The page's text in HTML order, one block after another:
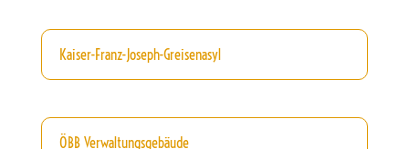
Kaiser-Franz-Joseph-Greisenasyl
ÖBB Verwaltungsgebäude